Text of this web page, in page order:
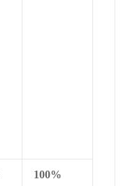
100%